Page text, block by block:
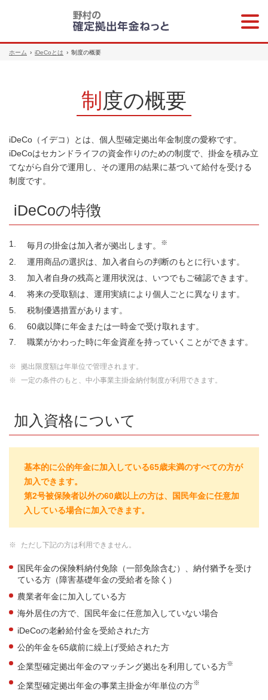
メニ
ホーム › iDeCoとは › 制度の概要
制度の概要
iDeCo（イデコ）とは、個人型確定拠出年金制度の愛称です。
iDeCoはセカンドライフの資金作りのための制度で、掛金を積み立
てながら自分で運用し、その運用の結果に基づいて給付を受ける
制度です。
iDeCoの特徴
毎月の掛金は加入者が拠出します。 ※
運用商品の選択は、加入者自らの判断のもとに行います。
加入者自身の残高と運用状況は、いつでもご確認できます。
将来の受取額は、運用実績により個人ごとに異なります。
税制優遇措置があります。
60歳以降に年金または一時金で受け取れます。
職業がかわった時に年金資産を持っていくことができます。
※
拠出限度額は年単位で管理されます。
※
一定の条件のもと、中小事業主掛金納付制度が利用できます。
加入資格について
基本的に公的年金に加入している65歳未満のすべての方が
加入できます。
第2号被保険者以外の60歳以上の方は、国民年金に任意加
入している場合に加入できます。
※ ただし下記の方は利用できません。
国民年金の保険料納付免除（一部免除含む）、納付猶予を受け
ている方（障害基礎年金の受給者を除く）
農業者年金に加入している方
海外居住の方で、国民年金に任意加入していない場合
iDeCoの老齢給付金を受給された方
公的年金を65歳前に繰上げ受給された方
企業型確定拠出年金のマッチング拠出を利用している方※
企業型確定拠出年金の事業主掛金が年単位の方※